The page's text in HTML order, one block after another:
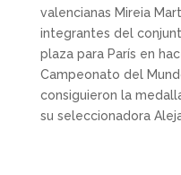
valencianas Mireia
integrantes del
plaza para París en
Campeonato del
consiguieron la
su seleccionadora